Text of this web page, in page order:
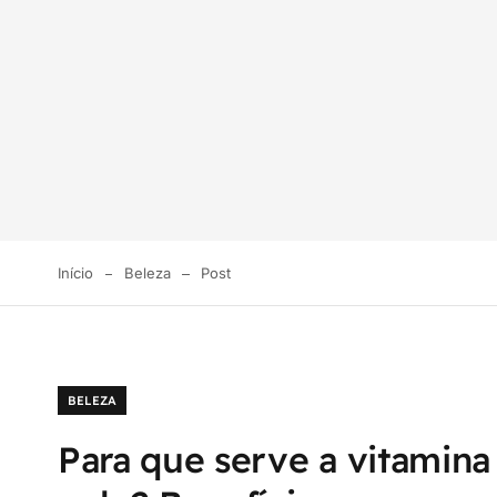
Início Beleza Post
BELEZA
Para que serve a vitamina